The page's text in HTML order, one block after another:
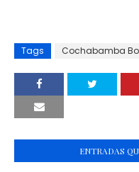
Tags Cochabamba
ENTRADAS